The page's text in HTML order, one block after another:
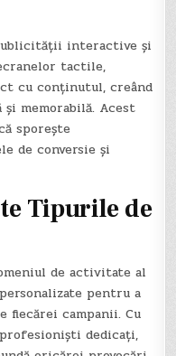
interactive și
tactile,
cu conținutul, creând
memorabilă. Acest
sporește
de conversie și
Tipurile de
de activitate al
pentru a
fiecărei campanii. Cu
dedicați,